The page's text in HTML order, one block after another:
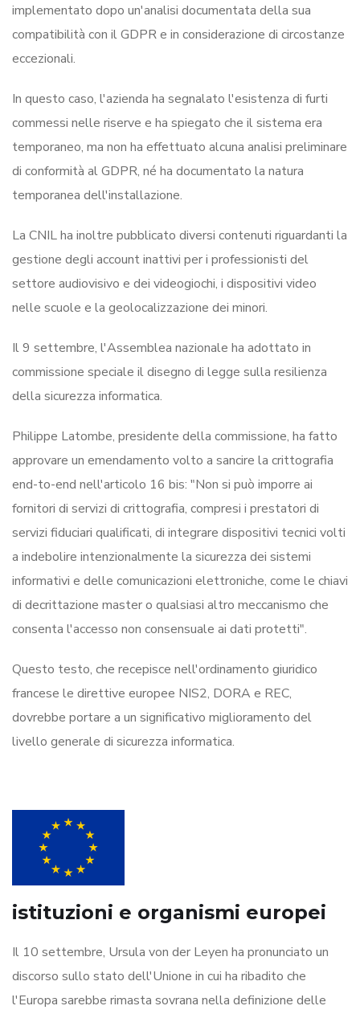
implementato dopo un'analisi documentata della sua
compatibilità con il GDPR e in considerazione di circostanze
eccezionali.
In questo caso, l'azienda ha segnalato l'esistenza di furti
commessi nelle riserve e ha spiegato che il sistema era
temporaneo, ma non ha effettuato alcuna analisi preliminare
di conformità al GDPR, né ha documentato la natura
temporanea dell'installazione.
La CNIL ha inoltre pubblicato diversi contenuti riguardanti la
gestione degli account inattivi per i professionisti del
settore audiovisivo e dei videogiochi, i dispositivi video
nelle scuole e la geolocalizzazione dei minori.
Il 9 settembre, l'Assemblea nazionale ha adottato in
commissione speciale il disegno di legge sulla resilienza
della sicurezza informatica.
Philippe Latombe, presidente della commissione, ha fatto
approvare un emendamento volto a sancire la crittografia
end-to-end nell'articolo 16 bis: "Non si può imporre ai
fornitori di servizi di crittografia, compresi i prestatori di
servizi fiduciari qualificati, di integrare dispositivi tecnici volti
a indebolire intenzionalmente la sicurezza dei sistemi
informativi e delle comunicazioni elettroniche, come le chiavi
di decrittazione master o qualsiasi altro meccanismo che
consenta l'accesso non consensuale ai dati protetti".
Questo testo, che recepisce nell'ordinamento giuridico
francese le direttive europee NIS2, DORA e REC,
dovrebbe portare a un significativo miglioramento del
livello generale di sicurezza informatica.
istituzioni e organismi europei
Il 10 settembre, Ursula von der Leyen ha pronunciato un
discorso sullo stato dell'Unione in cui ha ribadito che
l'Europa sarebbe rimasta sovrana nella definizione delle